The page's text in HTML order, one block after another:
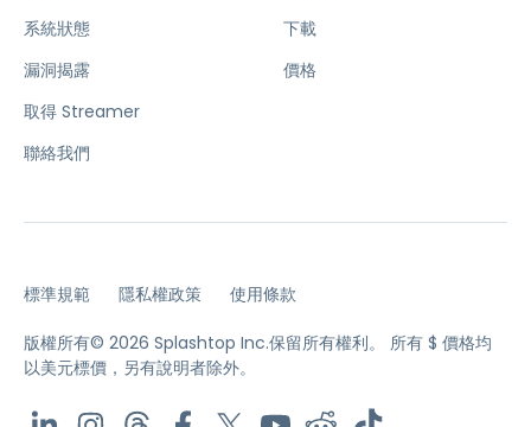
系統狀態
漏洞揭露
取得 Streamer
聯絡我們
下載
價格
標準規範 隱私權政策 使用條款
版權所有© 2026 Splashtop Inc.保留所有權利。
所有 $ 價格均
以美元標價，另有說明者除外。